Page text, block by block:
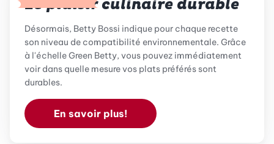
Le plaisir culinaire durable
Désormais, Betty Bossi indique pour chaque recette
son niveau de compatibilité environnementale. Grâce
à l'échelle Green Betty, vous pouvez immédiatement
voir dans quelle mesure vos plats préférés sont
durables.
En savoir plus!